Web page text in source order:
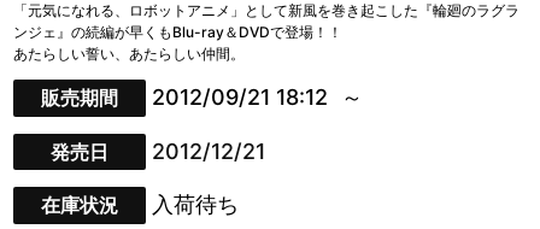
「元気になれる、ロボットアニメ」として新風を巻き起こした『輪廻のラグラ
ンジェ』の続編が早くもBlu-ray＆DVDで登場！！
あたらしい誓い、あたらしい仲間。
販売期間 2012/09/21 18:12
発売日 2012/12/21
在庫状況 入荷待ち